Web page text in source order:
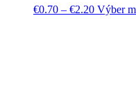
€0.70 – €2.20 Výber